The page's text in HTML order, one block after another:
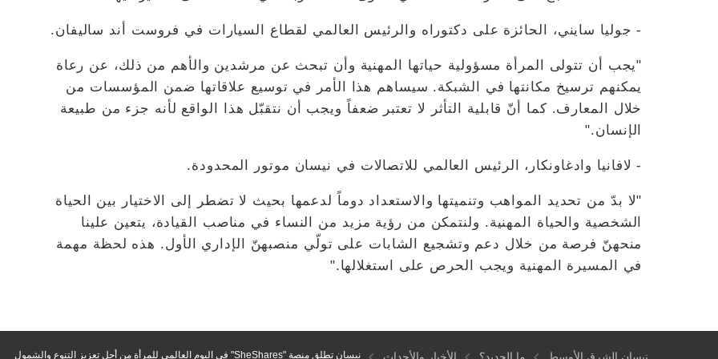
- جوليا سايني، الحائزة على دكتوراه والرئيس العالمي لقطاع السيارات في فروست أند ساليفان.
"يجب أن تتولى المرأة مسؤولية حياتها المهنية وأن تبحث عن مرشدين والأهم من ذلك، عن رعاة
يمكنهم ترسيخ مكانتها في الشبكة. سيساهم هذا الأمر في توسيع علاقاتها ضمن المؤسسات من
خلال المعارف. كما أنّ قابلية التأثر لا تعتبر ضعفاً ويجب أن نتقبّل هذا الواقع لأنه جزء من طبيعة
الإنسان."
- لافانيا وادغاونكار، الرئيس العالمي للاتصالات في نيسان موتور المحدودة.
"لا بدّ من تحديد المواهب وتنميتها والاستعداد دوماً لدعمها بحيث لا تضطر إلى الاختيار بين الحياة
الشخصية والحياة المهنية. ولنتمكن من رؤية مزيد من النساء في مناصب القيادة، يتعين علينا
منحهنّ فرصة من خلال دعم وتشجيع الشابات على تولّي منصبهنّ الإداري الأول. هذه لحظة مهمة
في المسيرة المهنية ويجب الحرص على استغلالها."
نيسان تطلق منصة "SheShares" في اليوم العالمي للمرأة من أجل تعزيز التنوع والشمول